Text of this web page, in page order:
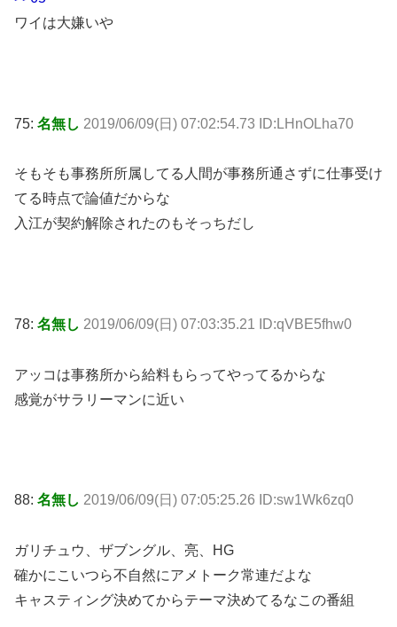
ワイは大嫌いや
75: 名無し 2019/06/09(日) 07:02:54.73 ID:LHnOLha70
そもそも事務所所属してる人間が事務所通さずに仕事受け
てる時点で論値だからな
入江が契約解除されたのもそっちだし
78: 名無し 2019/06/09(日) 07:03:35.21 ID:qVBE5fhw0
アッコは事務所から給料もらってやってるからな
感覚がサラリーマンに近い
88: 名無し 2019/06/09(日) 07:05:25.26 ID:sw1Wk6zq0
ガリチュウ、ザブングル、亮、HG
確かにこいつら不自然にアメトーク常連だよな
キャスティング決めてからテーマ決めてるなこの番組